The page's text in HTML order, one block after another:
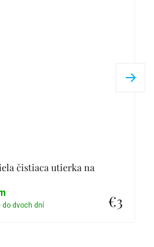
čistiaca utierka na
€3